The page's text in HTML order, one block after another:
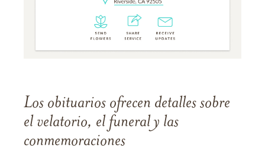
Los obituarios ofrecen detalles sobre
el velatorio, el funeral y las
conmemoraciones